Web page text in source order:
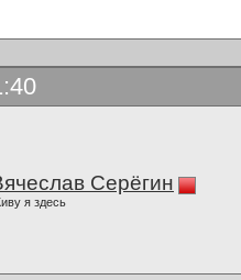
Серёгин
я здесь